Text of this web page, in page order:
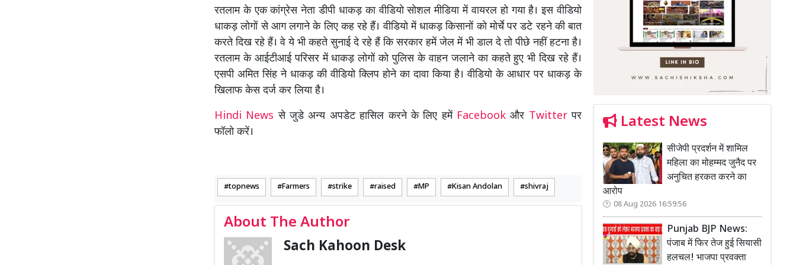
रतलाम के एक कांग्रेस नेता डीपी धाकड़ का वीडियो सोशल मीडिया में वायरल हो गया है। इस वीडियो
धाकड़ लोगों से आग लगाने के लिए कह रहे हैं। वीडियो में धाकड़ किसानों को मोर्चे पर डटे रहने की बात
करते दिख रहे हैं। वे ये भी कहते सुनाई दे रहे हैं कि सरकार हमें जेल में भी डाल दे तो पीछे नहीं हटना है।
रतलाम के आईटीआई परिसर में धाकड़ लोगों को पुलिस के वाहन जलाने का कहते हुए भी दिख रहे हैं।
एसपी अमित सिंह ने धाकड़ की वीडियो क्लिप होने का दावा किया है। वीडियो के आधार पर धाकड़ के
खिलाफ केस दर्ज कर लिया है।
Hindi Newsसे जुडे अन्य अपडेट हासिल करने के लिए हमें Facebookऔर Twitterपर
फॉलो करें।
topnews Farmers strike raised MP Kisan Andolan shivraj
About The Author
Sach Kahoon Desk
Latest News
सीजेपी प्रदर्शन में शामिल
महिला का मोहम्मद जुनैद पर
अनुचित हरकत करने का
आरोप
08 Aug 2026 16:59:56
Punjab BJP News:
पंजाब में फिर तेज हुई सियासी
हलचल! भाजपा प्रवक्ता